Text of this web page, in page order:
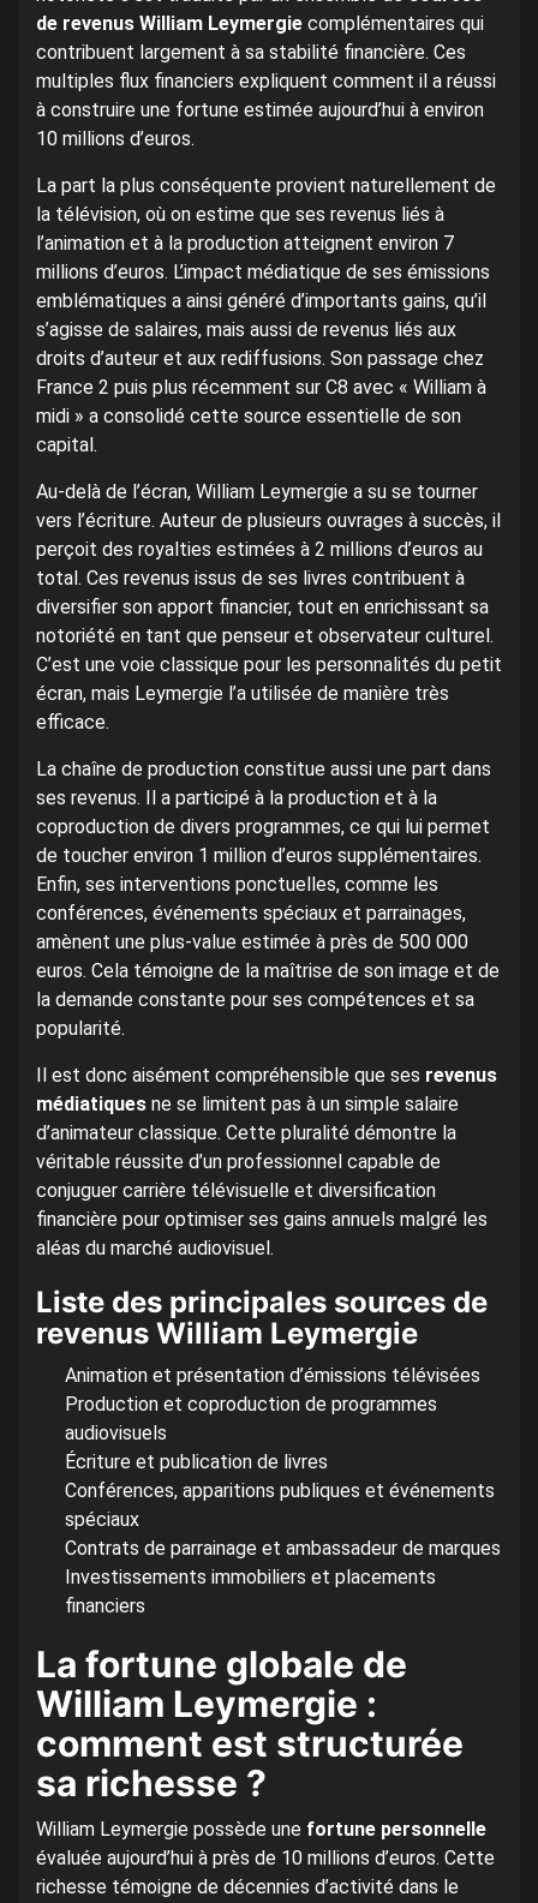
de revenus William Leymergie complémentaires qui
contribuent largement à sa stabilité financière. Ces
multiples flux financiers expliquent comment il a réussi
à construire une fortune estimée aujourd’hui à environ
10 millions d’euros.
La part la plus conséquente provient naturellement de
la télévision, où on estime que ses revenus liés à
l’animation et à la production atteignent environ 7
millions d’euros. L’impact médiatique de ses émissions
emblématiques a ainsi généré d’importants gains, qu’il
s’agisse de salaires, mais aussi de revenus liés aux
droits d’auteur et aux rediffusions. Son passage chez
France 2 puis plus récemment sur C8 avec « William à
midi » a consolidé cette source essentielle de son
capital.
Au-delà de l’écran, William Leymergie a su se tourner
vers l’écriture. Auteur de plusieurs ouvrages à succès, il
perçoit des royalties estimées à 2 millions d’euros au
total. Ces revenus issus de ses livres contribuent à
diversifier son apport financier, tout en enrichissant sa
notoriété en tant que penseur et observateur culturel.
C’est une voie classique pour les personnalités du petit
écran, mais Leymergie l’a utilisée de manière très
efficace.
La chaîne de production constitue aussi une part dans
ses revenus. Il a participé à la production et à la
coproduction de divers programmes, ce qui lui permet
de toucher environ 1 million d’euros supplémentaires.
Enfin, ses interventions ponctuelles, comme les
conférences, événements spéciaux et parrainages,
amènent une plus-value estimée à près de 500 000
euros. Cela témoigne de la maîtrise de son image et de
la demande constante pour ses compétences et sa
popularité.
Il est donc aisément compréhensible que ses revenus
médiatiques ne se limitent pas à un simple salaire
d’animateur classique. Cette pluralité démontre la
véritable réussite d’un professionnel capable de
conjuguer carrière télévisuelle et diversification
financière pour optimiser ses gains annuels malgré les
aléas du marché audiovisuel.
Liste des principales sources de
revenus William Leymergie
Animation et présentation d’émissions télévisées
Production et coproduction de programmes
audiovisuels
Écriture et publication de livres
Conférences, apparitions publiques et événements
spéciaux
Contrats de parrainage et ambassadeur de marques
Investissements immobiliers et placements
financiers
La fortune globale de
William Leymergie :
comment est structurée
sa richesse ?
William Leymergie possède une fortune personnelle
évaluée aujourd’hui à près de 10 millions d’euros. Cette
richesse témoigne de décennies d’activité dans le